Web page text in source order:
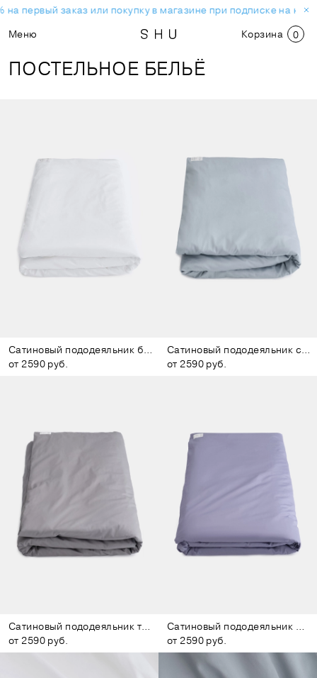
на первый заказ или покупку в магазине при подписке на
Меню
Корзина 0
ПОСТЕЛЬНОЕ БЕЛЬЁ
Сатиновый пододеяльник белый
от 2590 руб.
Сатиновый пододеяльник серо-голубой
от 2590 руб.
Сатиновый пододеяльник тёмно-серый
от 2590 руб.
Сатиновый пододеяльник фиолетовый
от 2590 руб.